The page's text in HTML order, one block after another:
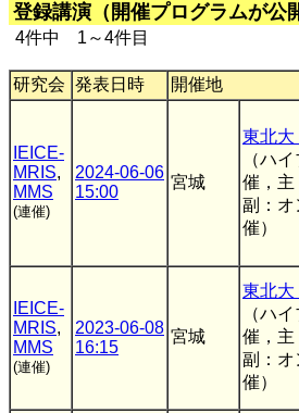
登録講演（開催プログラムが公
4件中 1～4件目
研究会 発表日時 開催地
IEICE-
MRIS,
MMS
(連催)
2024-06-06
15:00
宮城
東北大
（ハ
催，主
副：オ
催）
IEICE-
MRIS,
MMS
(連催)
2023-06-08
16:15
宮城
東北大
（ハ
催，主
副：オ
催）